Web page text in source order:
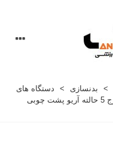
> بدنسازی >
دستگاه های
نیمکت مدرج 5 حالته آریو پشت چوبی